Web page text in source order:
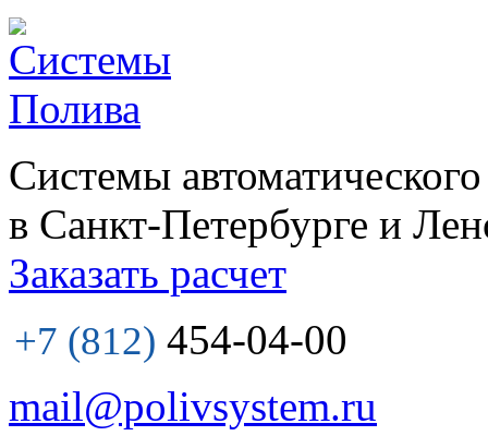
Системы
в Санкт-Петербурге и
Заказать расчет
+7 (812) 454-04-00
mail@polivsystem.ru